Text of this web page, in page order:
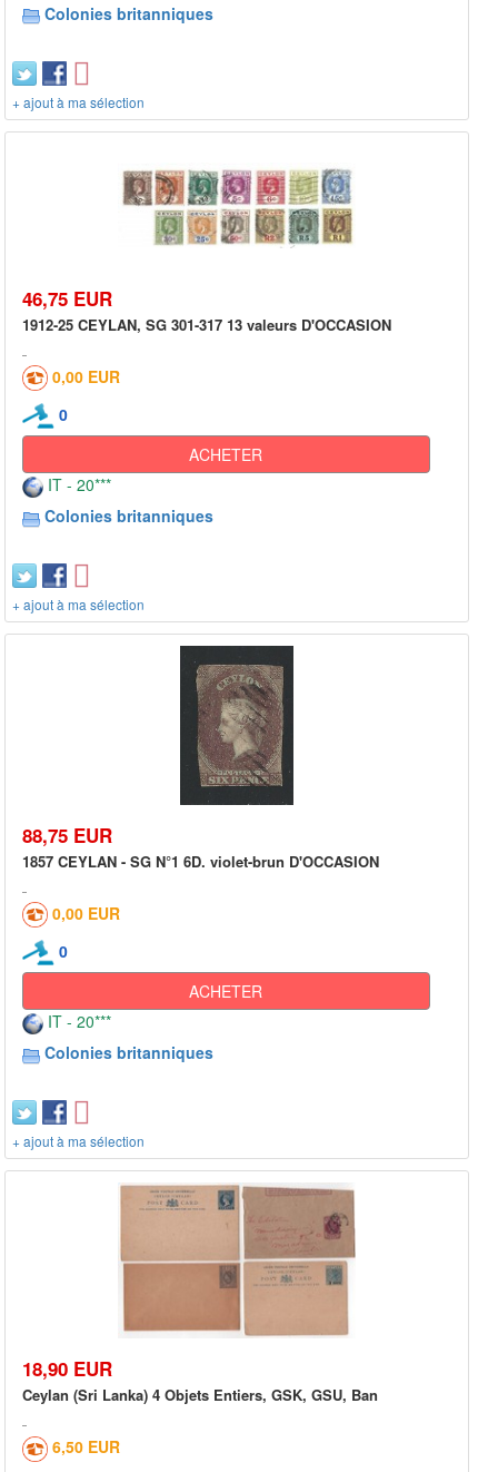
Colonies britanniques
+ ajout à ma sélection
46,75 EUR
1912-25 CEYLAN, SG 301-317 13 valeurs D'OCCASION
0,00 EUR
0
ACHETER
IT - 20***
Colonies britanniques
+ ajout à ma sélection
88,75 EUR
1857 CEYLAN - SG N°1 6D. violet-brun D'OCCASION
0,00 EUR
0
ACHETER
IT - 20***
Colonies britanniques
+ ajout à ma sélection
18,90 EUR
Ceylan (Sri Lanka) 4 Objets Entiers, GSK, GSU, Ban
6,50 EUR